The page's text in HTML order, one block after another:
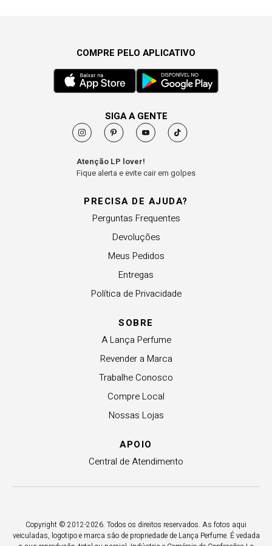
PRECISA DE AJUDA?
Perguntas Frequentes
Devoluções
Meus Pedidos
Entregas
Política de Privacidade
SOBRE
A Lança Perfume
Revender a Marca
Trabalhe Conosco
Compre Local
Nossas Lojas
APOIO
Central de Atendimento
COMPRE PELO APLICATIVO
SIGA A GENTE
Atenção LP lover!
Fique alerta e evite cair em golpes
Copyright © 2012-2026. Todos os direitos reservados. As fotos aqui
veiculadas, logotipo e marca são de propriedade de Lança Perfume. É vedada